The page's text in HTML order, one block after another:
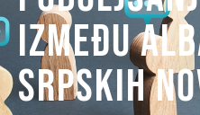
između
srpskih